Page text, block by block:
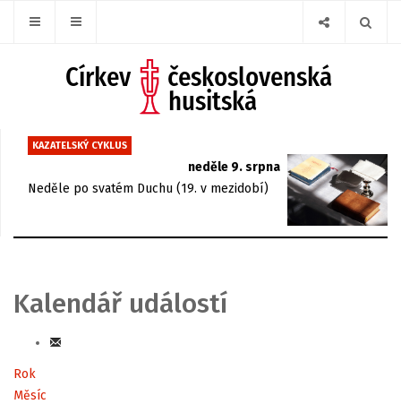
KAZATELSKÝ CYKLUS
neděle 9. srpna
Neděle po svatém Duchu (19. v mezidobí)
Kalendář událostí
Rok
Měsíc